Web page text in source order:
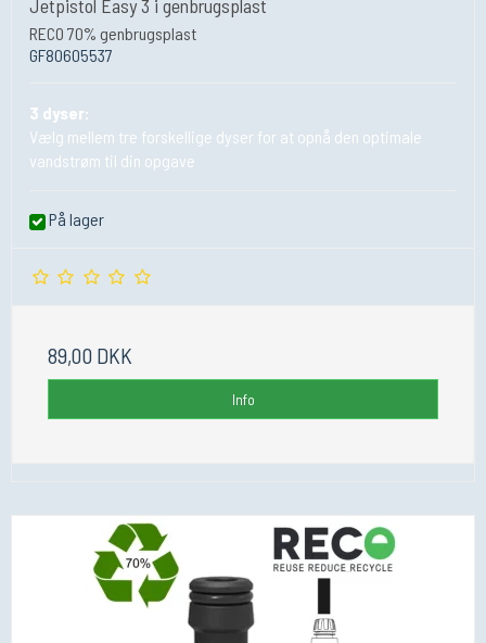
Jetpistol Easy 3 i genbrugsplast
RECO 70% genbrugsplast
GF80605537
3 dyser:
Vælg mellem tre forskellige dyser for at opnå den optimale
vandstrøm til din opgave
På lager
89,00 DKK
Info